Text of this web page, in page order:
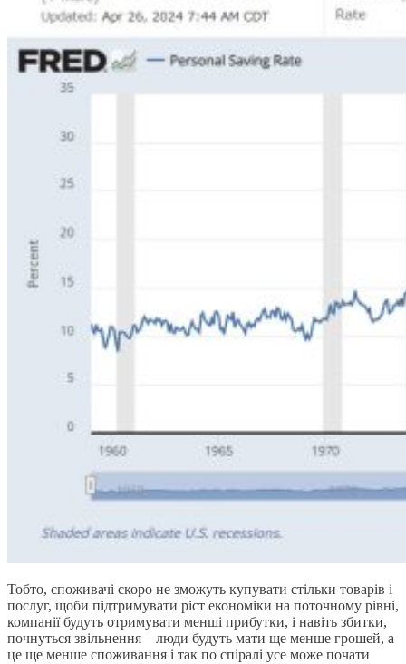
Тобто, споживачі скоро не зможуть купувати стільки товарів і
послуг, щоби підтримувати ріст економіки на поточному рівні,
компанії будуть отримувати менші прибутки, і навіть збитки,
почнуться звільнення – люди будуть мати ще менше грошей, а
це ще менше споживання і так по спіралі усе може почати